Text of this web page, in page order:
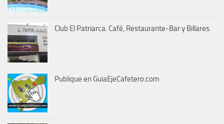
Club El Patriarca. Café, Restaurante-Bar y Billares.
Publique en GuiaEjeCafetero.com